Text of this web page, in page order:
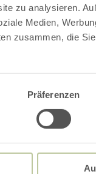
zu analysieren.
Medien,
zusammen, die
Präferenzen